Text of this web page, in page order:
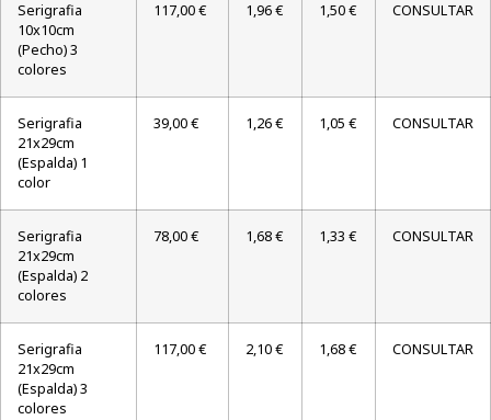
Serigrafia
10x10cm
(Pecho) 3
colores
117,00 € 1,96 € 1,50 € CONSULTAR
Serigrafia
21x29cm
(Espalda) 1
color
39,00 € 1,26 € 1,05 € CONSULTAR
Serigrafia
21x29cm
(Espalda) 2
colores
78,00 € 1,68 € 1,33 € CONSULTAR
Serigrafia
21x29cm
(Espalda) 3
colores
117,00 € 2,10 € 1,68 € CONSULTAR